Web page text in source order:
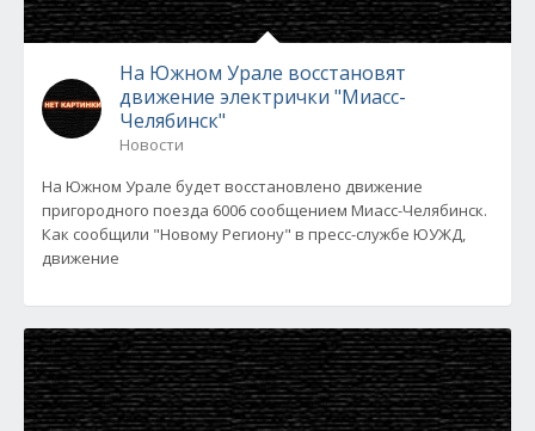
На Южном Урале восстановят
движение электрички "Миасс-
Челябинск"
Новости
На Южном Урале будет восстановлено движение
пригородного поезда 6006 сообщением Миасс-Челябинск.
Как сообщили "Новому Региону" в пресс-службе ЮУЖД,
движение